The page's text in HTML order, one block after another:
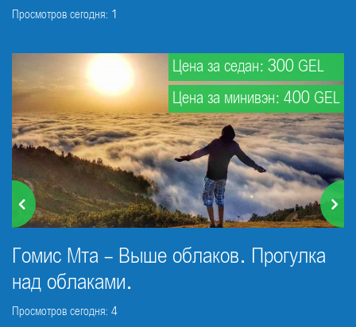
Просмотров сегодня: 1
Цена за седан: 300 GEL
Цена за минивэн: 400 GEL
Гомис Мта - Выше облаков. Прогулка
над облаками.
Просмотров сегодня: 4